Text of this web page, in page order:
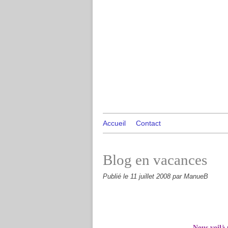
Accueil Contact
Blog en vacances
Publié le 11 juillet 2008 par ManueB